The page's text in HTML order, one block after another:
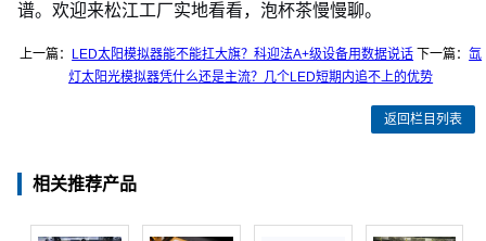
谱。欢迎来松江工厂实地看看，泡杯茶慢慢聊。
上一篇： LED太阳模拟器能不能扛大旗？科迎法A+级设备用数据说话 下一篇：氙
灯太阳光模拟器凭什么还是主流？几个LED短期内追不上的优势
返回栏目列表
相关推荐产品